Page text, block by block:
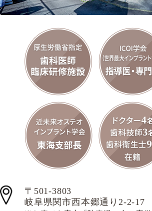
〒501-3803
岐阜県関市西本郷通り2-2-17